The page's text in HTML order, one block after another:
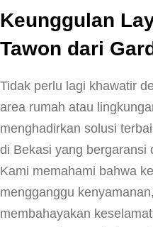
Keunggulan
Tawon dari
Tidak perlu lagi khawatir
area rumah atau
menghadirkan solusi
di Bekasi yang bergaransi
Kami memahami bahwa
mengganggu
membahayakan